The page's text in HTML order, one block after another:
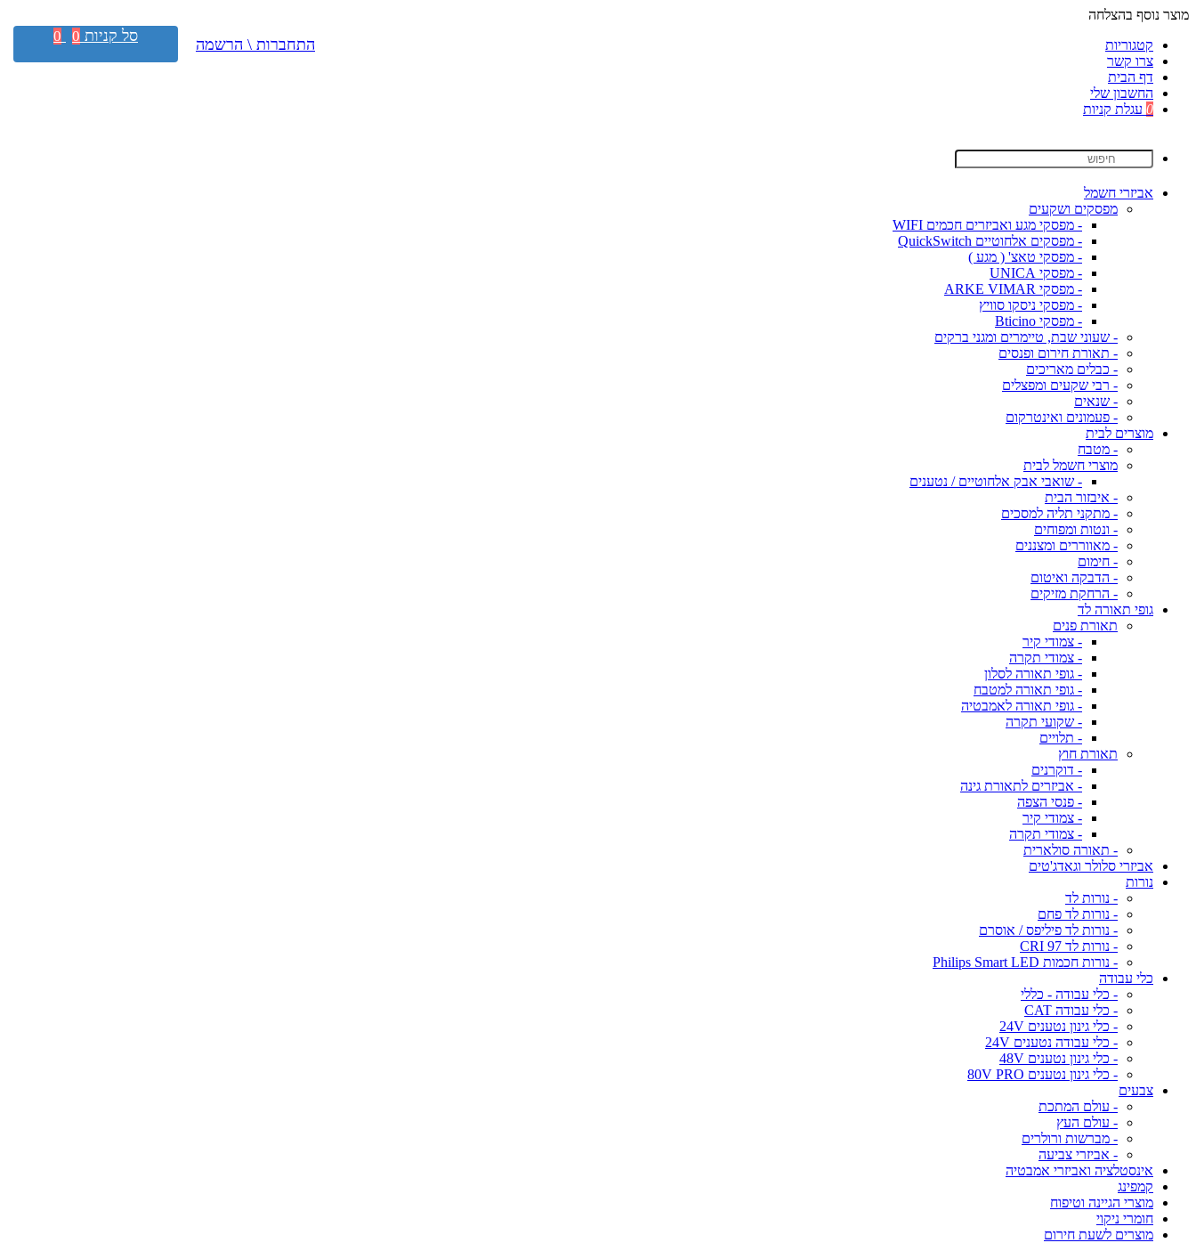
מוצר נוסף בהצלחה
קטגוריות
צרו קשר
דף הבית
החשבון שלי
0 עגלת קניות
אביזרי חשמל
מפסקים ושקעים
- מפסקי מגע ואביזרים חכמים WIFI
- מפסקים אלחוטיים QuickSwitch
- מפסקי טאצ' ( מגע )
- מפסקי UNICA
- מפסקי ARKE VIMAR
- מפסקי ניסקו סוויץ
- מפסקי Bticino
- שעוני שבת, טיימרים ומגני ברקים
- תאורת חירום ופנסים
- כבלים מאריכים
- רבי שקעים ומפצלים
- שנאים
- פעמונים ואינטרקום
מוצרים לבית
- מטבח
מוצרי חשמל לבית
- שואבי אבק אלחוטיים / נטענים
- איבזור הבית
- מתקני תליה למסכים
- ונטות ומפוחים
- מאווררים ומצננים
- חימום
- הדבקה ואיטום
- הרחקת מזיקים
גופי תאורה לד
תאורת פנים
- צמודי קיר
- צמודי תקרה
- גופי תאורה לסלון
- גופי תאורה למטבח
- גופי תאורה לאמבטיה
- שקועי תקרה
- תלויים
תאורת חוץ
- דוקרנים
- אביזרים לתאורת גינה
- פנסי הצפה
- צמודי קיר
- צמודי תקרה
- תאורה סולארית
אביזרי סלולר וגאדג'טים
נורות
- נורות לד
- נורות לד פחם
- נורות לד פיליפס / אוסרם
- נורות לד CRI 97
- נורות חכמות Philips Smart LED
כלי עבודה
- כלי עבודה - כללי
- כלי עבודה CAT
- כלי גינון נטענים 24V
- כלי עבודה נטענים 24V
- כלי גינון נטענים 48V
- כלי גינון נטענים 80V PRO
צבעים
- עולם המתכת
- עולם העץ
- מברשות ורולרים
- אביזרי צביעה
אינסטלציה ואביזרי אמבטיה
קמפינג
מוצרי הגיינה וטיפוח
חומרי ניקוי
מוצרים לשעת חירום
התחברות \ הרשמה סל קניות 0
0